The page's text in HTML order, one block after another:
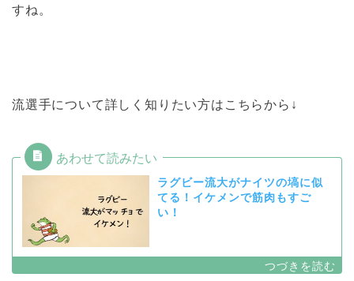
すね。
流選手について詳しく知りたい方はこちらから↓
ラグビー流大がナイツの塙に似
てる！イケメンで筋肉もすご
い！